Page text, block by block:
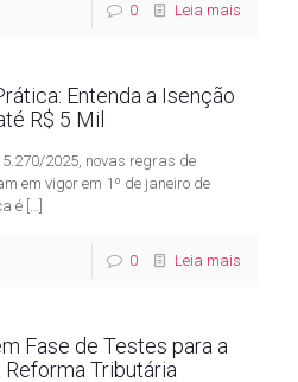
0 Leia mais
Entenda a Isenção
R$ 5 Mil
2025, novas regras de
em vigor em 1º de janeiro de
é […]
0 Leia mais
Fase de Testes para a
Tributária